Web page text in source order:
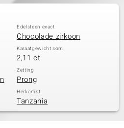
Edelsteen exact
Chocolade zirkoon
Karaatgewicht som
2,11 ct
Zetting
Prong
Herkomst
Tanzania